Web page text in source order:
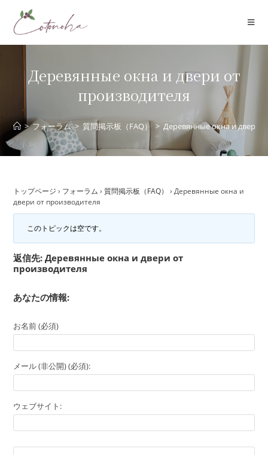
プ
Деревянные окна и двери от
производителя
> フォーラム > 質問掲示板（FAQ） > Деревянные окна и двери
トップページ › フォーラム › 質問掲示板（FAQ） › Деревянные окна и
двери от производителя
このトピックは空です。
返信先: Деревянные окна и двери от
производителя
あなたの情報:
お名前 (必須)
メール (非公開) (必須):
ウェブサイト: